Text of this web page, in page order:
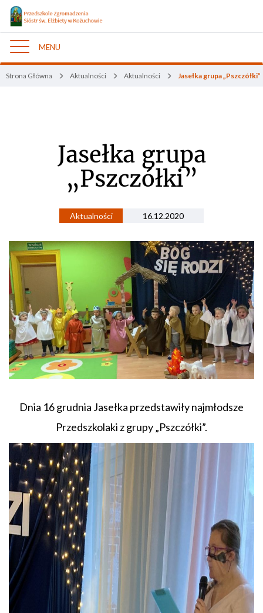
Nawigacja
MENU
Strona Główna Aktualności Aktualności Jasełka grupa „Pszczółki”
Jasełka grupa
„Pszczółki”
Aktualności 16.12.2020
Dnia 16 grudnia Jasełka przedstawiły najmłodsze
Przedszkolaki z grupy „Pszczółki”.